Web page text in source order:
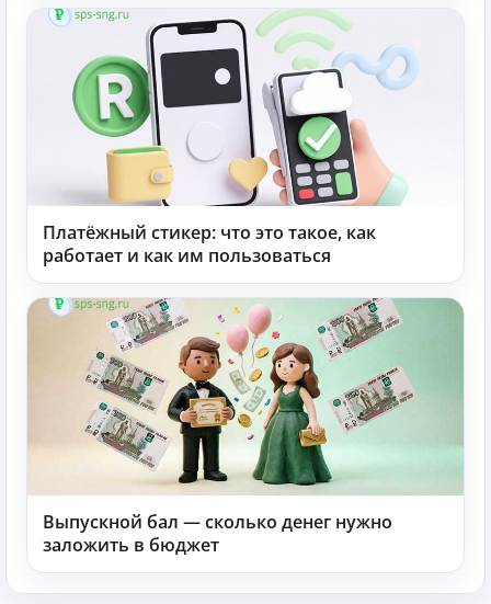
Платёжный стикер: что это такое, как
работает и как им пользоваться
Выпускной бал — сколько денег нужно
заложить в бюджет